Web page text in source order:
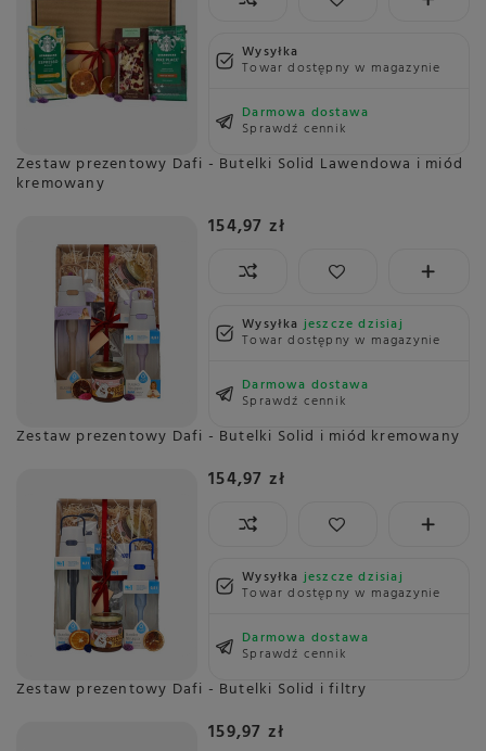
Wysyłka
Towar dostępny w magazynie
Darmowa dostawa
Sprawdź cennik
Zestaw prezentowy Dafi - Butelki Solid Lawendowa i miód
kremowany
154,97 zł
Wysyłkajeszcze dzisiaj
Towar dostępny w magazynie
Darmowa dostawa
Sprawdź cennik
Zestaw prezentowy Dafi - Butelki Solid i miód kremowany
154,97 zł
Wysyłkajeszcze dzisiaj
Towar dostępny w magazynie
Darmowa dostawa
Sprawdź cennik
Zestaw prezentowy Dafi - Butelki Solid i filtry
159,97 zł